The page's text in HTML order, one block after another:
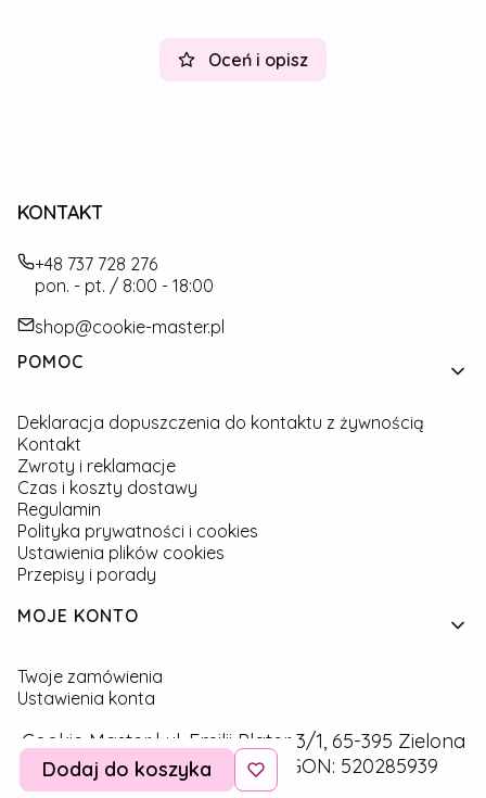
Oceń i opisz
KONTAKT
+48 737 728 276
pon. - pt. / 8:00 - 18:00
shop@cookie-master.pl
Linki w stopce
POMOC
Deklaracja dopuszczenia do kontaktu z żywnością
Kontakt
Zwroty i reklamacje
Czas i koszty dostawy
Regulamin
Polityka prywatności i cookies
Ustawienia plików cookies
Przepisy i porady
MOJE KONTO
Twoje zamówienia
Ustawienia konta
Cookie Master | ul. Emilii Plater 3/1, 65-395 Zielona
Góra | NIP: 9291757160 | REGON: 520285939
Dodaj do koszyka